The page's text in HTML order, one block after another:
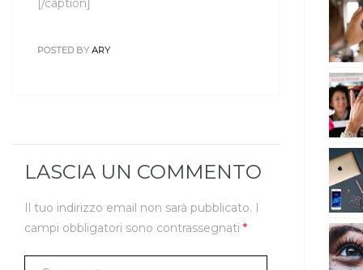
[/caption]
POSTED BY ARY
LASCIA UN COMMENTO
Il tuo indirizzo email non sarà pubblicato. I
campi obbligatori sono contrassegnati *